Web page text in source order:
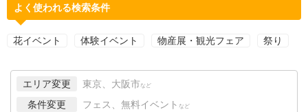
よく使われる検索条件
花イベント 体験イベント 物産展・観光フェア 祭り
エリア変更 東京、大阪市 など
条件変更 フェス、無料イベント など